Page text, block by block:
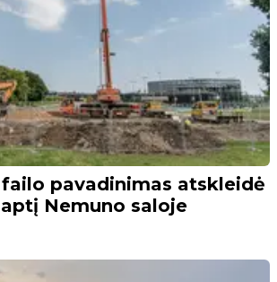
pavadinimas atskleidė
Nemuno saloje